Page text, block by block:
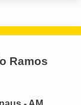
Ramos